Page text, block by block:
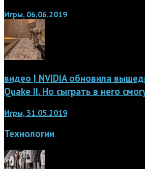
Игры, 06.06.2019
видео | NVIDIA обновила
Quake II. Но сыграть в него
Игры, 31.05.2019
Технологии